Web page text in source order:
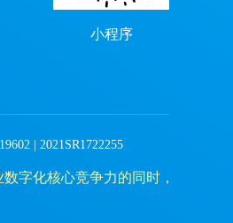
小程序
| 2021SR1722255
字化核心竞争力的同时，